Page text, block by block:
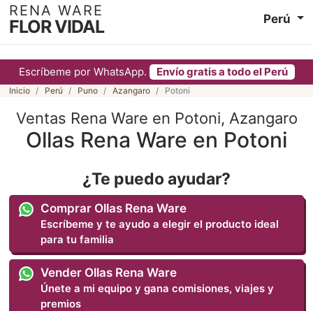
Escríbeme por WhatsApp. Envío gratis a todo el Perú
RENA WARE
FLOR VIDAL Perú
Inicio Perú Puno Azangaro Potoni
Ventas Rena Ware en Potoni, Azangaro
Ollas Rena Ware en Potoni
¿Te puedo ayudar?
Comprar Ollas Rena Ware
Escríbeme y te ayudo a elegir el producto ideal
para tu familia
Vender Ollas Rena Ware
Únete a mi equipo y gana comisiones, viajes y
premios